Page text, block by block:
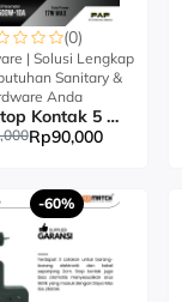
(0)
| Solusi Lengkap
Sanitary &
Anda
Match Stop Kontak 5 Lubang 8025L#
Rp90,000
-60%